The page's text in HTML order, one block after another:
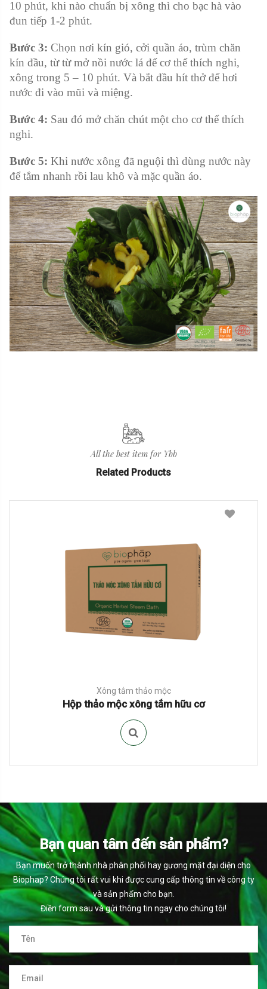
10 phút, khi nào chuẩn bị xông thì cho bạc hà vào
đun tiếp 1-2 phút.
Bước 3: Chọn nơi kín gió, cởi quần áo, trùm chăn
kín đầu, từ từ mở nồi nước lá để cơ thể thích nghi,
xông trong 5 – 10 phút. Và bắt đầu hít thở để hơi
nước đi vào mũi và miệng.
Bước 4: Sau đó mở chăn chút một cho cơ thể thích
nghi.
Bước 5: Khi nước xông đã nguội thì dùng nước này
để tắm nhanh rồi lau khô và mặc quần áo.
All the best item for Ybb
Related Products
Xông tắm thảo mộc
Hộp thảo mộc xông tắm hữu cơ
Bạn quan tâm đến sản phẩm?
Bạn muốn trở thành nhà phân phối hay gương mặt đại diện cho
Biophap? Chúng tôi rất vui khi được cung cấp thông tin về công ty
và sản phẩm cho bạn.
Điền form sau và gửi thông tin ngay cho chúng tôi!